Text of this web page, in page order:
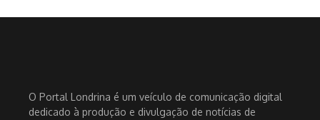
O Portal Londrina é um veículo de comunicação digital
dedicado à produção e divulgação de notícias de